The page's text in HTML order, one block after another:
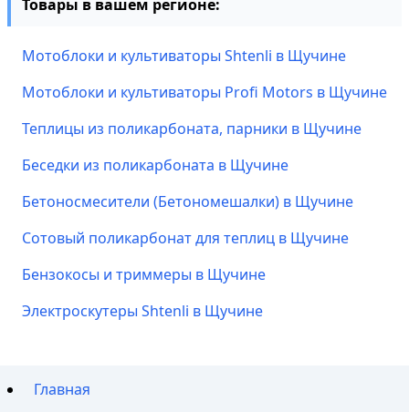
Товары в вашем регионе:
Мотоблоки и культиваторы Shtenli в Щучине
Мотоблоки и культиваторы Profi Motors в Щучине
Теплицы из поликарбоната, парники в Щучине
Беседки из поликарбоната в Щучине
Бетоносмесители (Бетономешалки) в Щучине
Сотовый поликарбонат для теплиц в Щучине
Бензокосы и триммеры в Щучине
Электроскутеры Shtenli в Щучине
Главная